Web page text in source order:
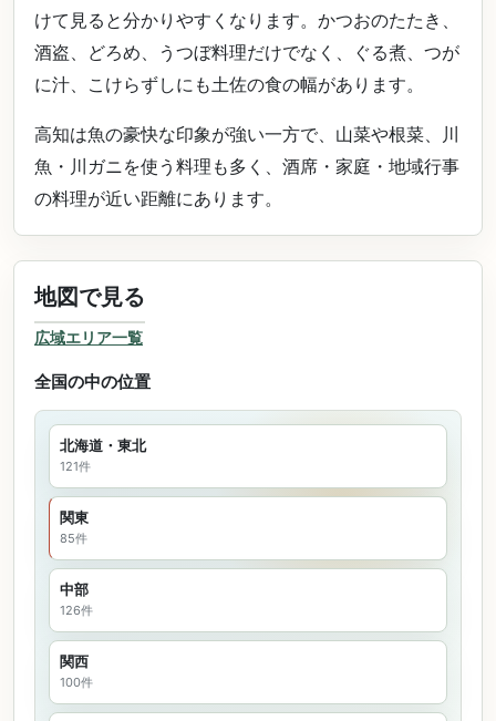
けて見ると分かりやすくなります。かつおのたたき、
酒盗、どろめ、うつぼ料理だけでなく、ぐる煮、つが
に汁、こけらずしにも土佐の食の幅があります。
高知は魚の豪快な印象が強い一方で、山菜や根菜、川
魚・川ガニを使う料理も多く、酒席・家庭・地域行事
の料理が近い距離にあります。
地図で見る
広域エリア一覧
全国の中の位置
北海道・東北
121件
関東
85件
中部
126件
関西
100件